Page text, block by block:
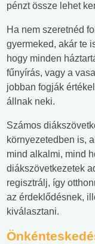
pénzt össze lehet
Ha nem szeretnéd
gyermeked, akár te
hogy minden
fűnyírás, vagy a
jobban fogják
állnak neki.
Számos
környezetedben is,
mind alkalmi, mind
diákszövetkezetek
regisztrálj, így
az érdeklődésnek,
kiválasztani.